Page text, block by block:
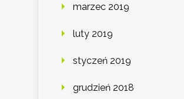
marzec 2019
luty 2019
styczeń 2019
grudzień 2018